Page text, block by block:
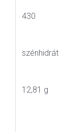
430
szénhidrát
12,81 g